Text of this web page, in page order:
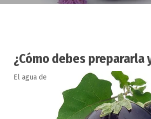
¿Cómo debes prepararla
El agua de